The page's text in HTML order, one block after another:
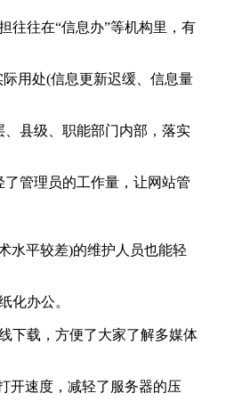
往往在“信息办”等机构里，有
用处(信息更新迟缓、信息量
县级、职能部门内部，落实
管理员的工作量，让网站管
水平较差)的维护人员也能轻
化办公。
下载，方便了大家了解多媒体
开速度，减轻了服务器的压